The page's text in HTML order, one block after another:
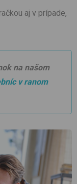
aj v prípade,
na našom
v ranom